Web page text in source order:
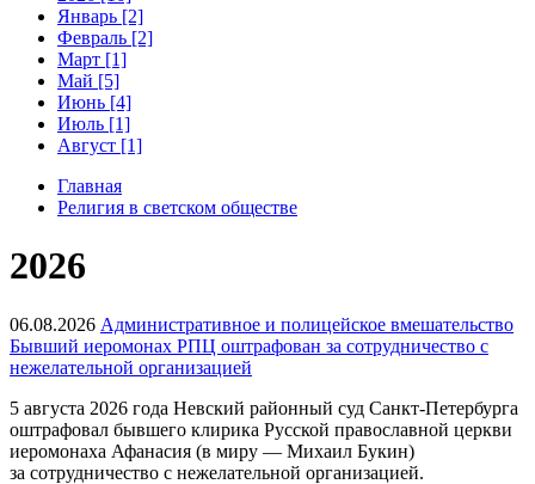
Январь [2]
Февраль [2]
Март [1]
Май [5]
Июнь [4]
Июль [1]
Август [1]
Главная
Религия в светском обществе
2026
06.08.2026 Административное и полицейское вмешательство
Бывший иеромонах РПЦ оштрафован за сотрудничество с
нежелательной организацией
5 августа 2026 года Невский районный суд Санкт-Петербурга
оштрафовал бывшего клирика Русской православной церкви
иеромонаха Афанасия (в миру — Михаил Букин)
за сотрудничество с нежелательной организацией.